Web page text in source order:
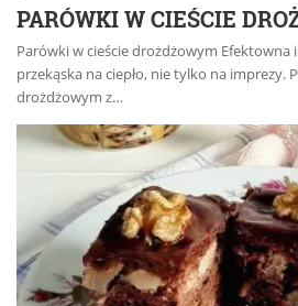
PARÓWKI W CIEŚCIE
Parówki w cieście drożdżowym Efektowna
przekąska na ciepło, nie tylko na imprezy.
drożdżowym z…